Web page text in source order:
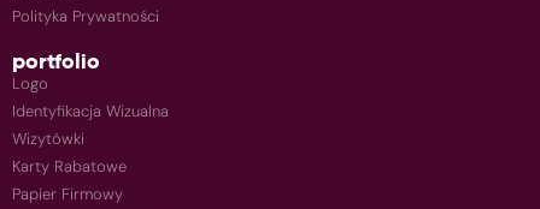
Polityka Prywatności
portfolio
Logo
Identyfikacja Wizualna
Wizytówki
Karty Rabatowe
Papier Firmowy